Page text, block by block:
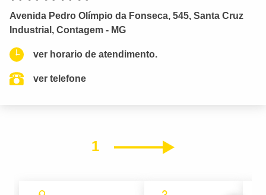
Avenida Pedro Olímpio da Fonseca, 545, Santa Cruz
Industrial, Contagem - MG
ver horario de atendimento.
ver telefone
1 Próximo